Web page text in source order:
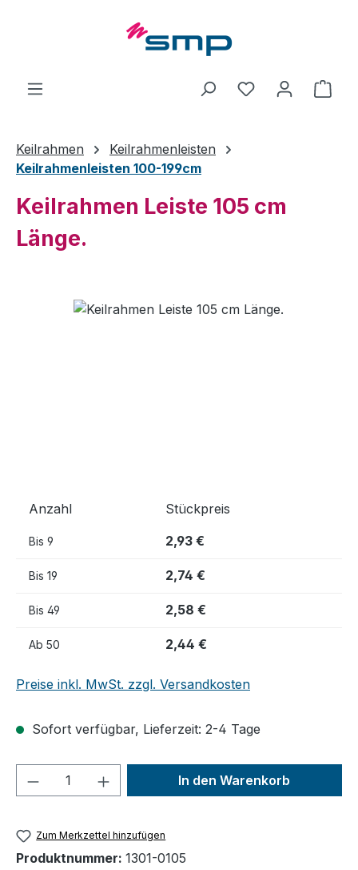
Zum Hauptinhalt springen
Keilrahmen
Keilrahmenleisten
Keilrahmenleisten 100-199cm
Keilrahmen Leiste 105 cm
Länge.
Bildergalerie überspringen
Anzahl Stückpreis
Bis 9 2,93 €
Bis 19 2,74 €
Bis 49 2,58 €
Ab 50 2,44 €
Preise inkl. MwSt. zzgl. Versandkosten
Sofort verfügbar, Lieferzeit: 2-4 Tage
Produkt Anzahl: Gib denIn den Warenkorb
Zum Merkzettel hinzufügen
Produktnummer: 1301-0105